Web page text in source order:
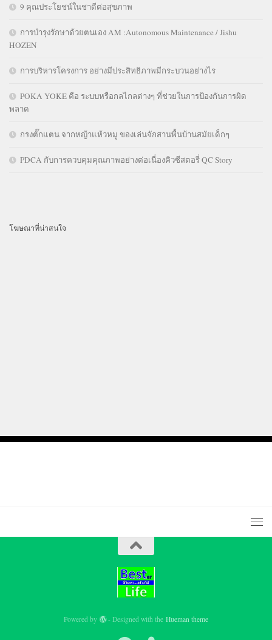
9 คุณประโยชน์ในชาดีต่อสุขภาพ
การบำรุงรักษาด้วยตนเอง AM :Autonomous Maintenance / Jishu
HOZEN
การบริหารโครงการ อย่างมีประสิทธิภาพมีกระบวนอย่างไร
POKA YOKE คือ ระบบหรือกลไกลต่างๆ ที่ช่วยในการป้องกันการผิด
พลาด
กรงตั๊กแตน จากหญ้าแห้วหมู ของเล่นจักสานพื้นบ้านสมัยเด็กๆ
PDCA กับการควบคุมคุณภาพอย่างต่อเนื่องคิวซีสตอรี่ QC Story
โฆษณาที่น่าสนใจ
Powered by - Designed with theHueman theme